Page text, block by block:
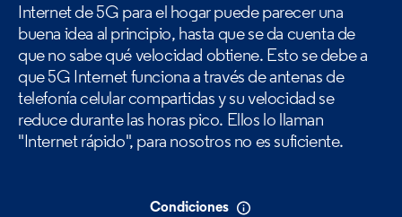
Internet de 5G para el hogar puede parecer una
buena idea al principio, hasta que se da cuenta de
que no sabe qué velocidad obtiene. Esto se debe a
que 5G Internet funciona a través de antenas de
telefonía celular compartidas y su velocidad se
reduce durante las horas pico. Ellos lo llaman
"Internet rápido", para nosotros no es suficiente.
Condiciones